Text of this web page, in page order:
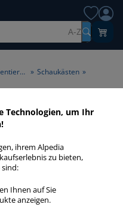
A-Z
Konferenzen / Planen / Präsentieren » Schaukästen »
18xA4
Qualität zum
Technologien, um Ihr
ihrem Alpedia
zu bieten,
sind:
Ihnen auf Sie
anzeigen.